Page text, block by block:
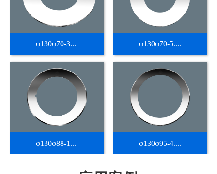
φ130φ70-3.... φ130φ70-5....
φ130φ88-1.... φ130φ95-4....